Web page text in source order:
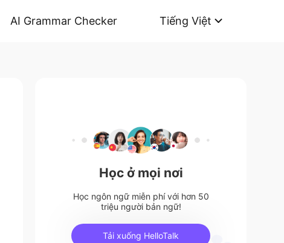
AI Grammar Checker Tiếng Việt
Học ở mọi nơi
Học ngôn ngữ miễn phí với hơn 50
triệu người bản ngữ!
Tải xuống HelloTalk